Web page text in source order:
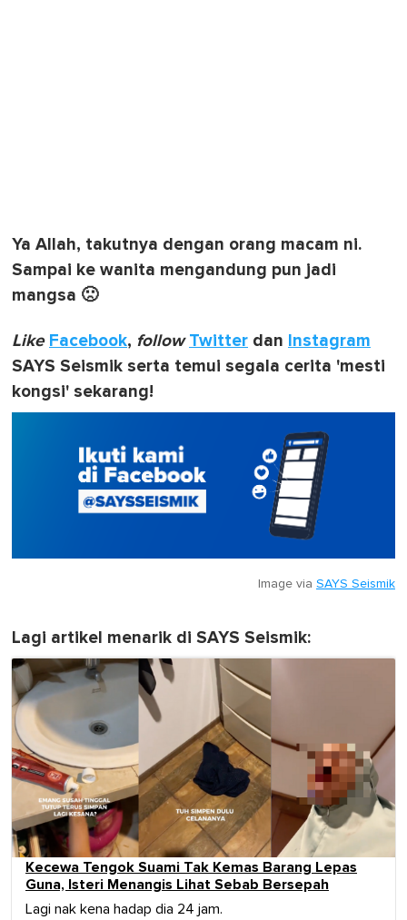
Ya Allah, takutnya dengan orang macam ni.
Sampai ke wanita mengandung pun jadi
mangsa 🙁
Like Facebook, follow Twitter dan Instagram
SAYS Seismik serta temui segala cerita 'mesti
kongsi' sekarang!
Image via SAYS Seismik
Lagi artikel menarik di SAYS Seismik:
Kecewa Tengok Suami Tak Kemas Barang Lepas
Guna, Isteri Menangis Lihat Sebab Bersepah
Lagi nak kena hadap dia 24 jam.